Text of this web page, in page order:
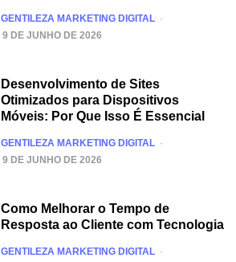
POSTED
GENTILEZA MARKETING DIGITAL
9 DE JUNHO DE 2026
Desenvolvimento de Sites
Otimizados para Dispositivos
Móveis: Por Que Isso É Essencial
POSTED
GENTILEZA MARKETING DIGITAL
9 DE JUNHO DE 2026
Como Melhorar o Tempo de
Resposta ao Cliente com Tecnologia
POSTED
GENTILEZA MARKETING DIGITAL